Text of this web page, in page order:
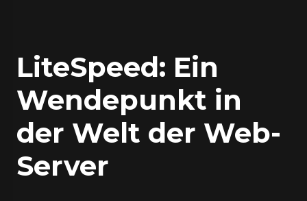
LiteSpeed: Ein
Wendepunkt in
der Welt der Web-
Server